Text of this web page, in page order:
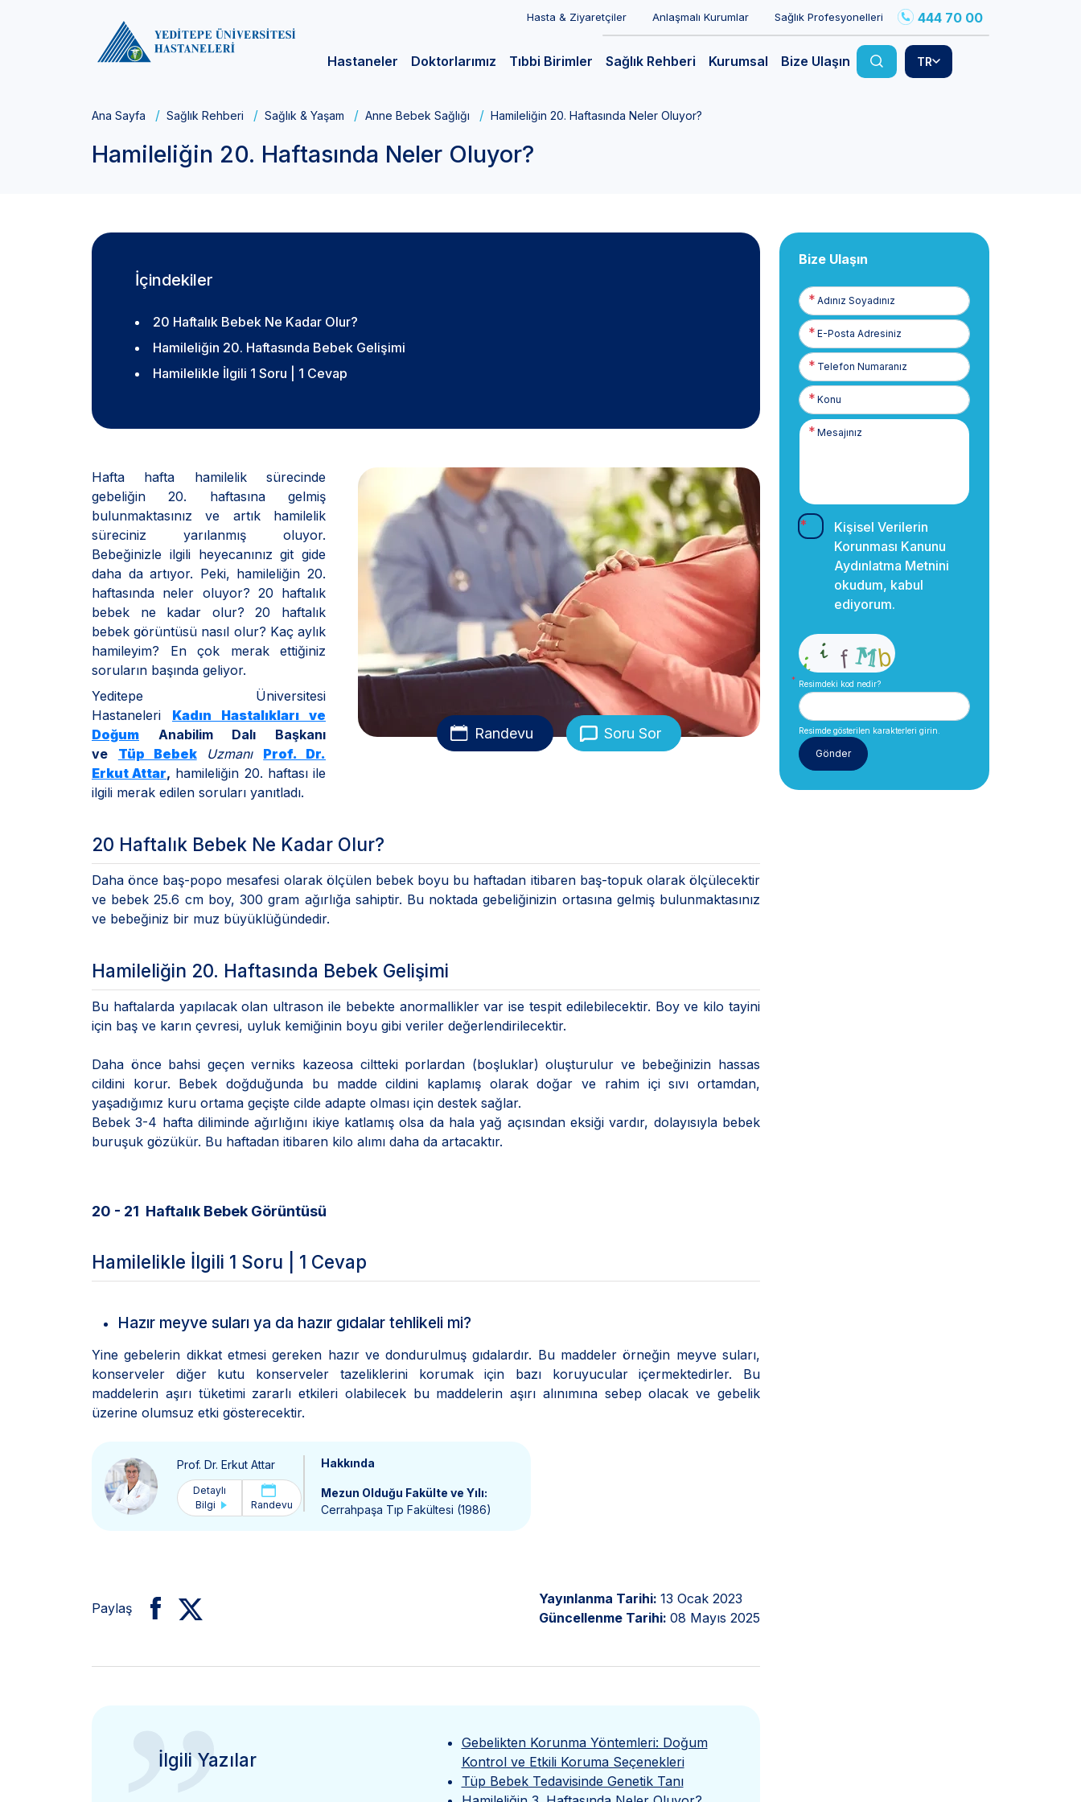
Hasta & Ziyaretçiler Anlaşmalı Kurumlar Sağlık Profesyonelleri 444 70 00
Hastaneler Doktorlarımız Tıbbi Birimler Sağlık Rehberi Kurumsal Bize Ulaşın TR
Ana Sayfa Sağlık Rehberi Sağlık & Yaşam Anne Bebek Sağlığı Hamileliğin 20. Haftasında Neler Oluyor?
Hamileliğin 20. Haftasında Neler Oluyor?
İçindekiler
20 Haftalık Bebek Ne Kadar Olur?
Hamileliğin 20. Haftasında Bebek Gelişimi
Hamilelikle İlgili 1 Soru | 1 Cevap
Randevu Soru Sor
Hafta hafta hamilelik sürecinde
gebeliğin 20. haftasına gelmiş
bulunmaktasınız ve artık hamilelik
süreciniz yarılanmış oluyor.
Bebeğinizle ilgili heyecanınız git gide
daha da artıyor. Peki, hamileliğin 20.
haftasında neler oluyor? 20 haftalık
bebek ne kadar olur? 20 haftalık
bebek görüntüsü nasıl olur? Kaç aylık
hamileyim? En çok merak ettiğiniz
soruların başında geliyor.
Yeditepe Üniversitesi
Hastaneleri Kadın Hastalıkları ve
Doğum Anabilim Dalı Başkanı
ve
Tüp BebekUzmanı Prof. Dr.
Erkut Attar, hamileliğin 20. haftası ile
ilgili merak edilen soruları yanıtladı.
20 Haftalık Bebek Ne Kadar Olur?
Daha önce baş-popo mesafesi olarak ölçülen bebek boyu bu haftadan itibaren baş-topuk olarak ölçülecektir
ve bebek 25.6 cm boy, 300 gram ağırlığa sahiptir. Bu noktada gebeliğinizin ortasına gelmiş bulunmaktasınız
ve bebeğiniz bir muz büyüklüğündedir.
Hamileliğin 20. Haftasında Bebek Gelişimi
Bu haftalarda yapılacak olan ultrason ile bebekte anormallikler var ise tespit edilebilecektir. Boy ve kilo tayini
için baş ve karın çevresi, uyluk kemiğinin boyu gibi veriler değerlendirilecektir.
Daha önce bahsi geçen verniks kazeosa ciltteki porlardan (boşluklar) oluşturulur ve bebeğinizin hassas
cildini korur. Bebek doğduğunda bu madde cildini kaplamış olarak doğar ve rahim içi sıvı ortamdan,
yaşadığımız kuru ortama geçişte cilde adapte olması için destek sağlar.
Bebek 3-4 hafta diliminde ağırlığını ikiye katlamış olsa da hala yağ açısından eksiği vardır, dolayısıyla bebek
buruşuk gözükür. Bu haftadan itibaren kilo alımı daha da artacaktır.
20 - 21 Haftalık Bebek Görüntüsü
Hamilelikle İlgili 1 Soru | 1 Cevap
Hazır meyve suları ya da hazır gıdalar tehlikeli mi?
Yine gebelerin dikkat etmesi gereken hazır ve dondurulmuş gıdalardır. Bu maddeler örneğin meyve suları,
konserveler diğer kutu konserveler tazeliklerini korumak için bazı koruyucular içermektedirler. Bu
maddelerin aşırı tüketimi zararlı etkileri olabilecek bu maddelerin aşırı alınımına sebep olacak ve gebelik
üzerine olumsuz etki gösterecektir.
Prof. Dr. Erkut Attar
Detaylı
Bilgi
Randevu
Hakkında
Mezun Olduğu Fakülte ve Yılı:
Cerrahpaşa Tıp Fakültesi (1986)
Paylaş
Yayınlanma Tarihi: 13 Ocak 2023
Güncellenme Tarihi: 08 Mayıs 2025
İlgili Yazılar
Gebelikten Korunma Yöntemleri: Doğum
Kontrol ve Etkili Koruma Seçenekleri
Tüp Bebek Tedavisinde Genetik Tanı
Bize Ulaşın
Adınız
Soyadınız
E-
Posta
Telefon
Numaranız
Kişisel Verilerin
Korunması Kanunu
Aydınlatma Metnini
okudum, kabul
ediyorum.
Resimdeki kod nedir?
Resimde gösterilen karakterleri girin.